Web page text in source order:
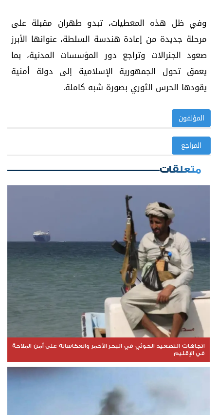
وفي ظل هذه المعطيات، تبدو طهران مقبلة على
مرحلة جديدة من إعادة هندسة السلطة، عنوانها الأبرز
صعود الجنرالات وتراجع دور المؤسسات المدنية، بما
يعمق تحول الجمهورية الإسلامية إلى دولة أمنية
يقودها الحرس الثوري بصورة شبه كاملة.
المؤلفون
المراجع
متعلقات
اتجاهات التصعيد الحوثي في البحر الأحمر وانعكاساته على أمن الملاحة
في الإقليم